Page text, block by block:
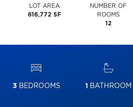
LOT AREA
616,772 SF
NUMBER OF
ROOMS
12
3 BEDROOMS 1 BATHROOM